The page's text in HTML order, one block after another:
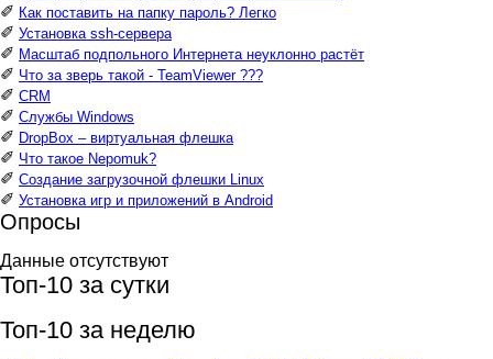
✐ Как поставить на папку пароль? Легко
✐ Установка ssh-сервера
✐ Масштаб подпольного Интернета неуклонно растёт
✐ Что за зверь такой - TeamViewer ???
✐ CRM
✐ Службы Windows
✐ DropBox – виртуальная флешка
✐ Что такое Nepomuk?
✐ Создание загрузочной флешки Linux
✐ Установка игр и приложений в Android
Опросы
Данные отсутствуют
Топ-10 за сутки
Топ-10 за неделю